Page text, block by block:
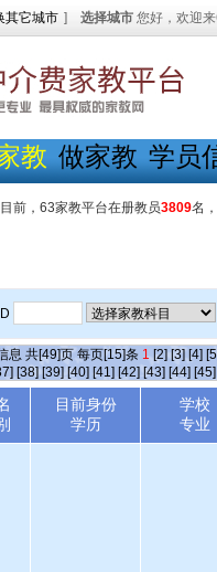
其它城市 ] 选择城市 您好，欢迎
教 做家教 学员
目前，63家教平台在册教员3809名
ID
息 共[49]页 每页[15]条 1 [2] [3] [4]
[38] [39] [40] [41] [42] [43] [44] [45]
目前身份
学历
学校
专业